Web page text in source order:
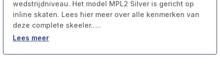
wedstrijdniveau. Het model MPL2 Silver is gericht op
inline skaten. Lees hier meer over alle kenmerken van
deze complete skeeler…..
Lees meer